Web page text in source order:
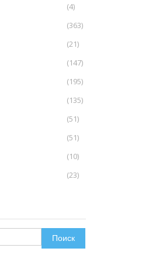
(4)
(363)
(21)
(147)
(195)
(135)
(51)
(51)
(10)
(23)